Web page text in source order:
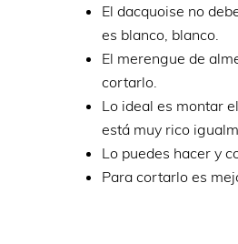
El dacquoise no
es blanco, blanco.
El merengue de
cortarlo.
Lo ideal es montar
está muy rico
Lo puedes hacer y
Para cortarlo es